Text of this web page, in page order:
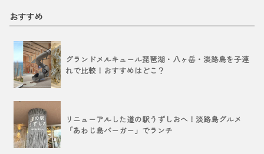
おすすめ
グランドメルキュール琵琶湖・八ヶ岳・淡路島を子連
れで比較！おすすめはどこ？
リニューアルした道の駅うずしおへ！淡路島グルメ
「あわじ島バーガー」でランチ